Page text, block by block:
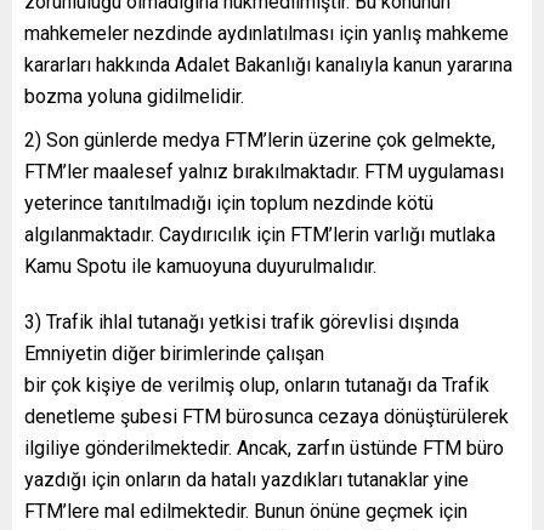
mahkemeler nezdinde aydınlatılması için yanlış mahkeme
kararları hakkında Adalet Bakanlığı kanalıyla kanun yararına
bozma yoluna gidilmelidir.
2) Son günlerde medya FTM’lerin üzerine çok gelmekte,
FTM’ler maalesef yalnız bırakılmaktadır. FTM uygulaması
yeterince tanıtılmadığı için toplum nezdinde kötü
algılanmaktadır. Caydırıcılık için FTM’lerin varlığı mutlaka
Kamu Spotu ile kamuoyuna duyurulmalıdır.
3) Trafik ihlal tutanağı yetkisi trafik görevlisi dışında
Emniyetin diğer birimlerinde çalışan
bir çok kişiye de verilmiş olup, onların tutanağı da Trafik
denetleme şubesi FTM bürosunca cezaya dönüştürülerek
ilgiliye gönderilmektedir. Ancak, zarfın üstünde FTM büro
yazdığı için onların da hatalı yazdıkları tutanaklar yine
FTM’lere mal edilmektedir. Bunun önüne geçmek için